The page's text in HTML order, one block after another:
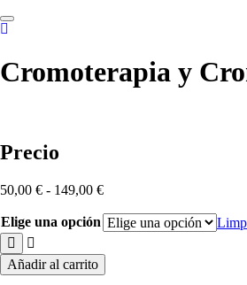
to
content
Cromoterapia y
Precio
50,00 € - 149,00 €Rango
precios:
desde
50,00 €
Elige una opción
Cromoterapia
y
Añadir al carrito